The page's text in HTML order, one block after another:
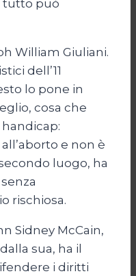
tutto può
William Giuliani.
dell’11
lo pone in
cosa che
e non è
luogo, ha
rischiosa.
Sidney McCain,
sua, ha il
i diritti